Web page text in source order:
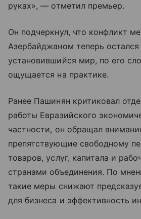
руках», — отметил премьер.
Он подчеркнул, что конфликт
Азербайджаном теперь
установившийся мир, по его
ощущается на практике.
Ранее Пашинян критиковал
работы Евразийского
частности, он обращал
препятствующие свободному
товаров, услуг, капитала и
странами объединения. По
такие меры снижают
для бизнеса и эффективность